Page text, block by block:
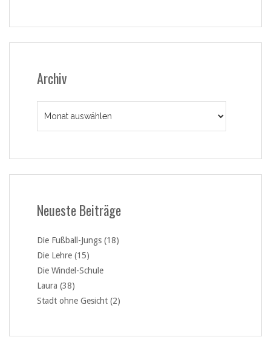
Archiv
Neueste Beiträge
Die Fußball-Jungs (18)
Die Lehre (15)
Die Windel-Schule
Laura (38)
Stadt ohne Gesicht (2)